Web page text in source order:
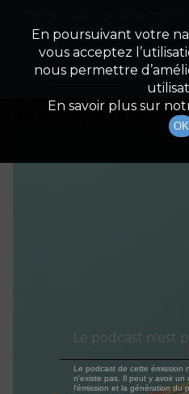
Détails De
12 novembre 2023
à 4h59
durée : Invalid date
En poursuivant votre
vous acceptez
nous permettre
En savoir plus sur
OK
Appuyez ci-
Non merci
Le podcast n'est
Le podcast de cette émission
n'existe pas. Il peut y avoir un
l'émission et la génération du